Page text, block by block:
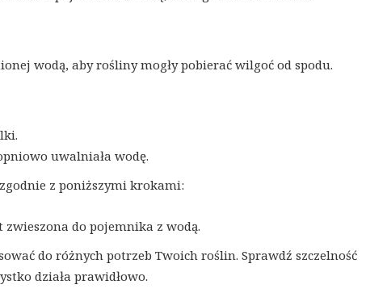
wodą, aby rośliny mogły pobierać wilgoć od spodu.
uwalniała wodę.
z poniższymi krokami:
do pojemnika z wodą.
do różnych potrzeb Twoich roślin. Sprawdź szczelność
działa prawidłowo.